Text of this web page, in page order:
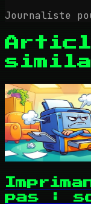
Journaliste
pas :